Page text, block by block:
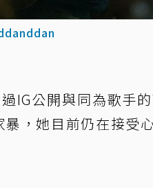
IG公開與同為歌手
，她目前仍在接受